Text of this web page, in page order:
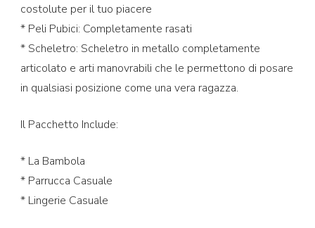
costolute per il tuo piacere
* Peli Pubici: Completamente rasati
* Scheletro: Scheletro in metallo completamente
articolato e arti manovrabili che le permettono di posare
in qualsiasi posizione come una vera ragazza.
Il Pacchetto Include:
* La Bambola
* Parrucca Casuale
* Lingerie Casuale